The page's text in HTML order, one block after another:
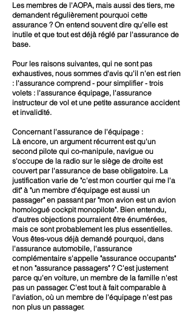
Les membres de l'AOPA, mais aussi des tiers, me
demandent régulièrement pourquoi cette
assurance ? On entend souvent dire qu'elle est
inutile et que tout est déjà réglé par l'assurance de
base.
Pour les raisons suivantes, qui ne sont pas
exhaustives, nous sommes d'avis qu'il n'en est rien
: l'assurance comprend - pour simplifier - trois
volets : l'assurance équipage, l'assurance
instructeur de vol et une petite assurance accident
et invalidité.
Concernant l'assurance de l'équipage :
Là encore, un argument récurrent est qu'un
second pilote qui co-manipule, navigue ou
s'occupe de la radio sur le siège de droite est
couvert par l'assurance de base obligatoire. La
justification varie de "c'est mon courtier qui me l'a
dit" à "un membre d'équipage est aussi un
passager" en passant par "mon avion est un avion
homologué cockpit monopilote". Bien entendu,
d'autres objections pourraient être énumérées,
mais ce sont probablement les plus essentielles.
Vous êtes-vous déjà demandé pourquoi, dans
l'assurance automobile, l'assurance
complémentaire s'appelle "assurance occupants"
et non "assurance passagers" ? C'est justement
parce qu'en voiture, un membre de la famille n'est
pas un passager. C'est tout à fait comparable à
l'aviation, où un membre de l'équipage n'est pas
non plus un passager.